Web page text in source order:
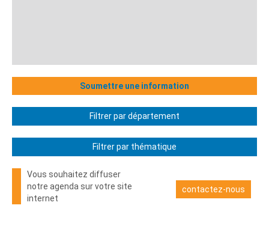
Soumettre une information
Filtrer par département
Filtrer par thématique
Vous souhaitez diffuser
notre agenda sur votre site
internet
contactez-nous